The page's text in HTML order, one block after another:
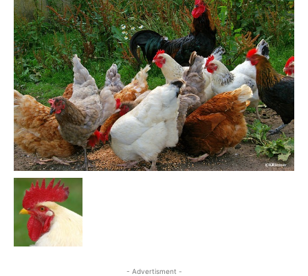
- Advertisment -